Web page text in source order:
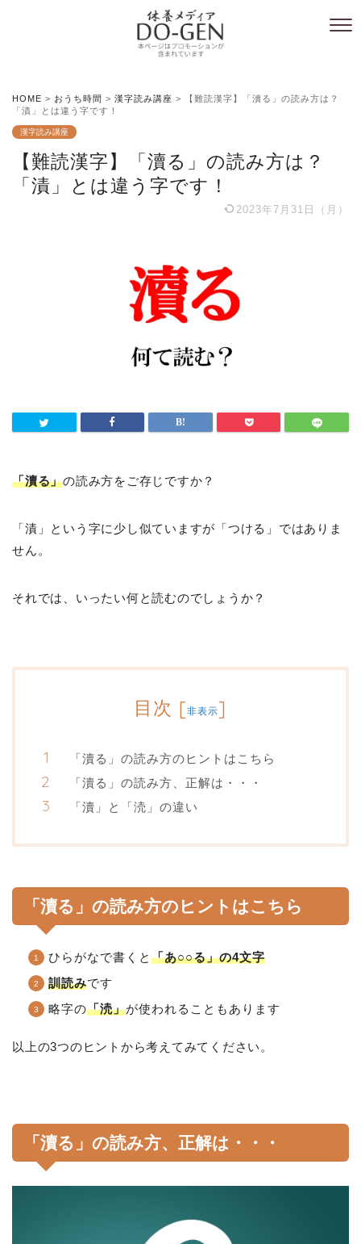
HOME > おうち時間 > 漢字読み講座 >
【難読漢字】「瀆る」の読み方は？
「漬」とは違う字です！
漢字読み講座
【難読漢字】「瀆る」の読み方は？
「漬」とは違う字です！
2023年7月31日（月）
「瀆る」の読み方をご存じですか？
「漬」という字に少し似ていますが「つける」ではありま
せん。
それでは、いったい何と読むのでしょうか？
目次 [非表示]
「瀆る」の読み方のヒントはこちら
「瀆る」の読み方、正解は・・・
「瀆」と「涜」の違い
「瀆る」の読み方のヒントはこちら
ひらがなで書くと 「あ○○る」の4文字
訓読みです
略字の「涜」が使われることもあります
以上の3つのヒントから考えてみてください。
「瀆る」の読み方、正解は・・・